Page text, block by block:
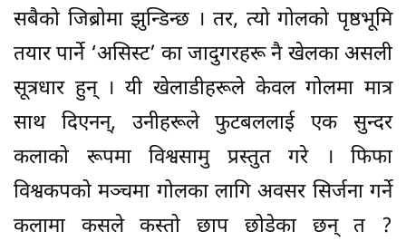
सबैको जिब्रोमा झुन्डिन्छ । तर, त्यो गोलको पृष्ठभूमि
तयार पार्ने ‘असिस्ट’ का जादुगरहरू नै खेलका असली
सूत्रधार हुन् । यी खेलाडीहरूले केवल गोलमा मात्र
साथ दिएनन्, उनीहरूले फुटबललाई एक सुन्दर
कलाको रूपमा विश्वसामु प्रस्तुत गरे । फिफा
विश्वकपको मञ्चमा गोलका लागि अवसर सिर्जना गर्ने
कलामा कसले कस्तो छाप छोडेका छन् त ?